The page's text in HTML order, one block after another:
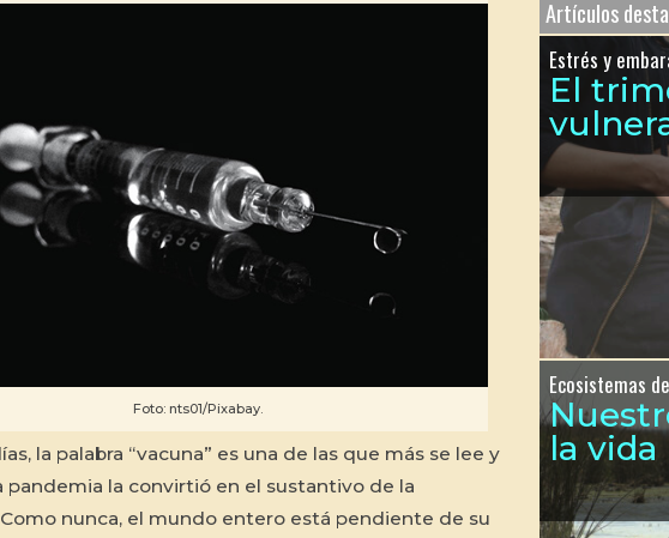
Foto: nts01/Pixabay.
la palabra “vacuna” es una de las que más se lee y
pandemia la convirtió en el sustantivo de la
Como nunca, el mundo entero está pendiente de su
Artículos
Estrés y
El
Ecosistemas
la vida